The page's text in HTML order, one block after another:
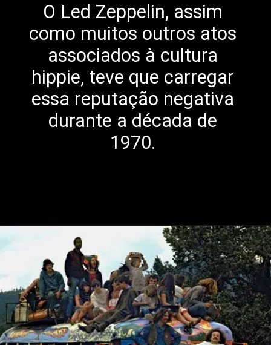
O Led Zeppelin, assim
como muitos outros atos
associados à cultura
hippie, teve que carregar
essa reputação negativa
durante a década de
1970.